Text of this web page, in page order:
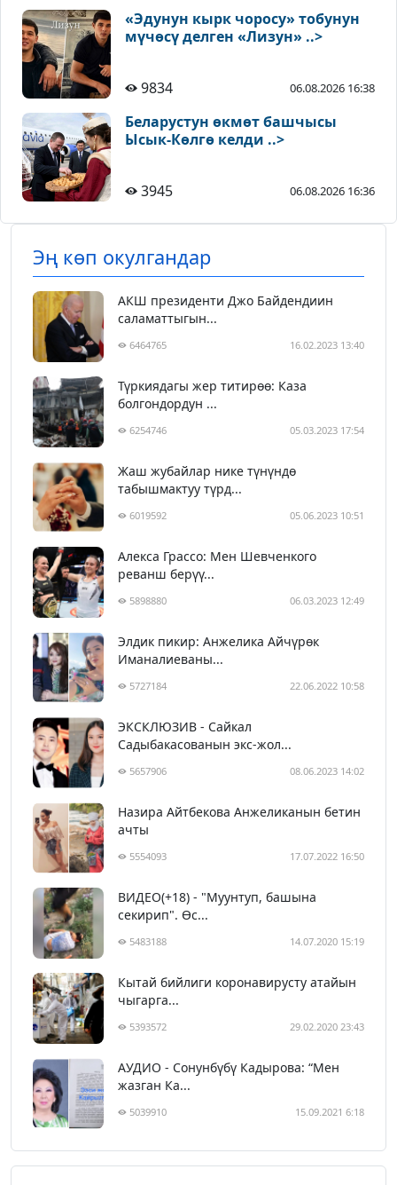
«Эдунун кырк чоросу» тобунун
мүчөсү делген «Лизун» ..>
9834 06.08.2026 16:38
Беларустун өкмөт башчысы
Ысык-Көлгө келди ..>
3945 06.08.2026 16:36
Эң көп окулгандар
АКШ президенти Джо Байдендиин
саламаттыгын...
6464765 16.02.2023 13:40
Түркиядагы жер титирөө: Каза
болгондордун ...
6254746 05.03.2023 17:54
Жаш жубайлар нике түнүндө
табышмактуу түрд...
6019592 05.06.2023 10:51
Алекса Грассо: Мен Шевченкого
реванш берүү...
5898880 06.03.2023 12:49
Элдик пикир: Анжелика Айчүрөк
Иманалиеваны...
5727184 22.06.2022 10:58
ЭКСКЛЮЗИВ - Сайкал
Садыбакасованын экс-жол...
5657906 08.06.2023 14:02
Назира Айтбекова Анжеликанын бетин
ачты
5554093 17.07.2022 16:50
ВИДЕО(+18) - "Муунтуп, башына
секирип". Өс...
5483188 14.07.2020 15:19
Кытай бийлиги коронавирусту атайын
чыгарга...
5393572 29.02.2020 23:43
АУДИО - Сонунбүбү Кадырова: “Мен
жазган Ка...
5039910 15.09.2021 6:18